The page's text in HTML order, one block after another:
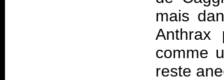
mais
comme